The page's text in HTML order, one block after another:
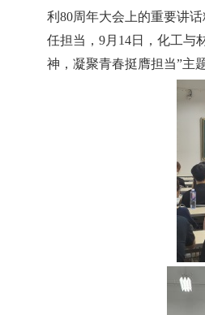
利 80周年大会上的重要讲
任担当，9月14日，化工与
神，凝聚青春挺膺担当”主